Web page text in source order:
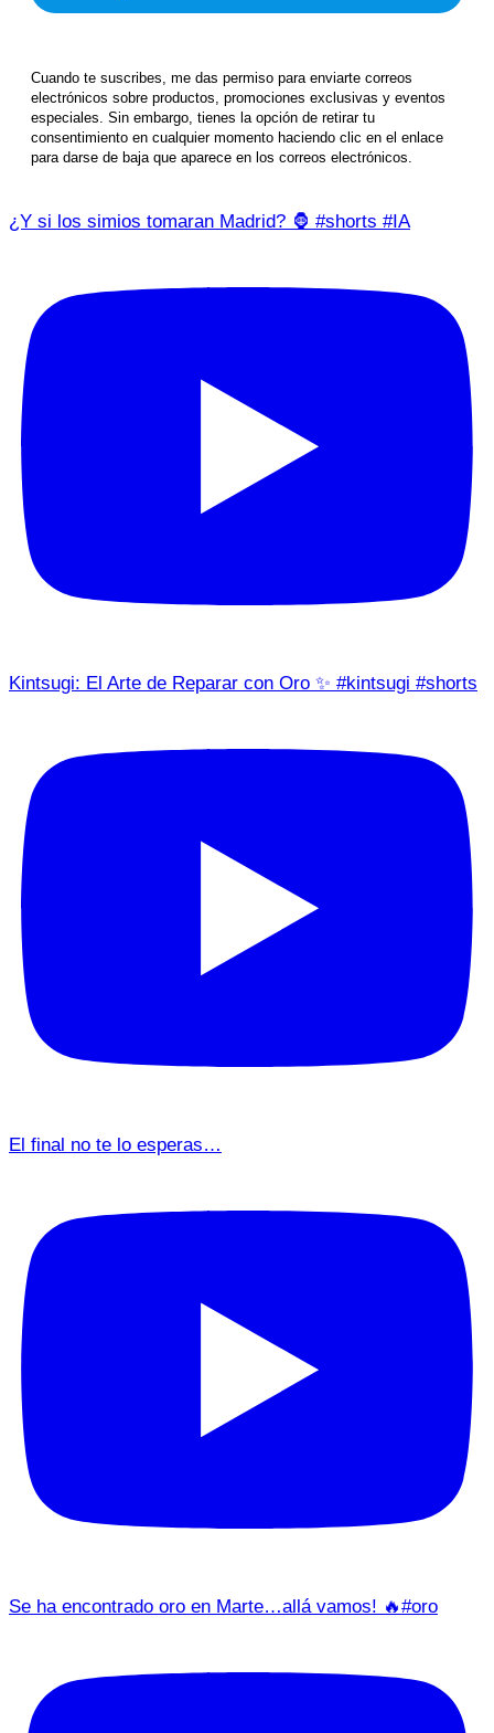
Cuando te suscribes, me das permiso para enviarte correos
electrónicos sobre productos, promociones exclusivas y eventos
especiales. Sin embargo, tienes la opción de retirar tu
consentimiento en cualquier momento haciendo clic en el enlace
para darse de baja que aparece en los correos electrónicos.
¿Y si los simios tomaran Madrid? 🦍 #shorts #IA
Kintsugi: El Arte de Reparar con Oro ✨ #kintsugi #shorts
El final no te lo esperas…
Se ha encontrado oro en Marte…allá vamos! 🔥#oro